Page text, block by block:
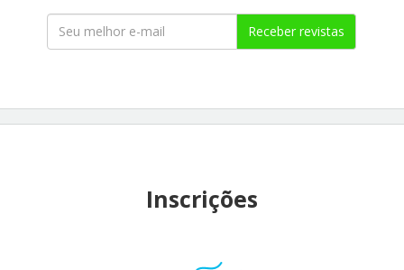
Receber revistas
Inscrições